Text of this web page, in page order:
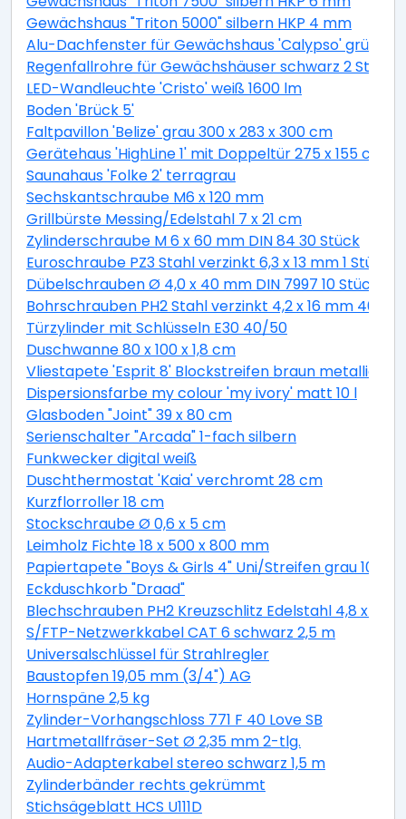
Gewächshaus "Triton 5000" silbern HKP 4 mm
Alu-Dachfenster für Gewächshaus 'Calypso' grün
Regenfallrohre für Gewächshäuser schwarz 2 Stück
LED-Wandleuchte 'Cristo' weiß 1600 lm
Boden 'Brück 5'
Faltpavillon 'Belize' grau 300 x 283 x 300 cm
Gerätehaus 'HighLine 1' mit Doppeltür 275 x 155 cm
Saunahaus 'Folke 2' terragrau
Sechskantschraube M6 x 120 mm
Grillbürste Messing/Edelstahl 7 x 21 cm
Zylinderschraube M 6 x 60 mm DIN 84 30 Stück
Euroschraube PZ3 Stahl verzinkt 6,3 x 13 mm 1 Stück
Dübelschrauben Ø 4,0 x 40 mm DIN 7997 10 Stück
Bohrschrauben PH2 Stahl verzinkt 4,2 x 16 mm 40
Türzylinder mit Schlüsseln E30 40/50
Duschwanne 80 x 100 x 1,8 cm
Vliestapete 'Esprit 8' Blockstreifen braun metallic
Dispersionsfarbe my colour 'my ivory' matt 10 l
Glasboden "Joint" 39 x 80 cm
Serienschalter "Arcada" 1-fach silbern
Funkwecker digital weiß
Duschthermostat 'Kaia' verchromt 28 cm
Kurzflorroller 18 cm
Stockschraube Ø 0,6 x 5 cm
Leimholz Fichte 18 x 500 x 800 mm
Papiertapete "Boys & Girls 4" Uni/Streifen grau 10,05
Eckduschkorb "Draad"
Blechschrauben PH2 Kreuzschlitz Edelstahl 4,8 x 19
S/FTP-Netzwerkkabel CAT 6 schwarz 2,5 m
Universalschlüssel für Strahlregler
Baustopfen 19,05 mm (3/4") AG
Hornspäne 2,5 kg
Zylinder-Vorhangschloss 771 F 40 Love SB
Hartmetallfräser-Set Ø 2,35 mm 2-tlg.
Audio-Adapterkabel stereo schwarz 1,5 m
Zylinderbänder rechts gekrümmt
Stichsägeblatt HCS U111D